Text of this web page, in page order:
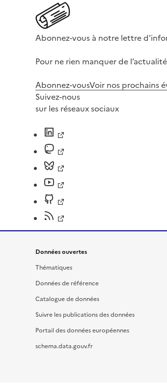
Abonnez-vous à notre lettre
Pour ne rien manquer de
Abonnez-vousVoir nos prochains
Suivez-nous
sur les réseaux sociaux
Données ouvertes
Thématiques
Données de référence
Catalogue de données
Suivre les publications des données
Portail des données européennes
schema.data.gouv.fr